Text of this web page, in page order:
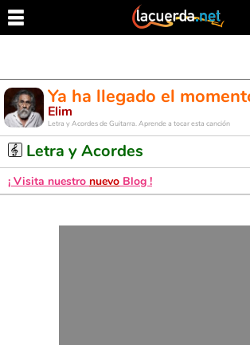
Ya ha llegado el
Elim
Letra y Acordes de Guitarra. Aprende a tocar esta canción
Letra y Acordes
¡ Visita nuestro nuevo Blog !